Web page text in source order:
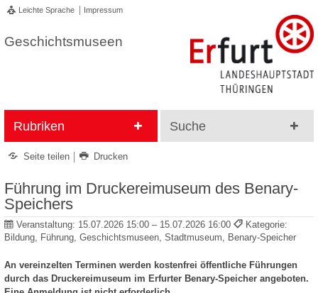
Leichte Sprache Impressum
Geschichtsmuseen
Rubriken Suche
Seite teilen Drucken
Führung im Druckereimuseum des Benary-
Speichers
Veranstaltung: 15.07.2026 15:00 – 15.07.2026 16:00
Kategorie:
Bildung, Führung, Geschichtsmuseen, Stadtmuseum, Benary-Speicher
An vereinzelten Terminen werden kostenfrei öffentliche Führungen
durch das Druckereimuseum im Erfurter Benary-Speicher angeboten.